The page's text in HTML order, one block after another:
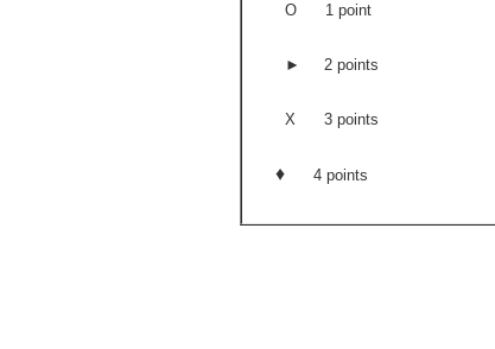
O 1 point
► 2 points
X 3 points
♦ 4 points